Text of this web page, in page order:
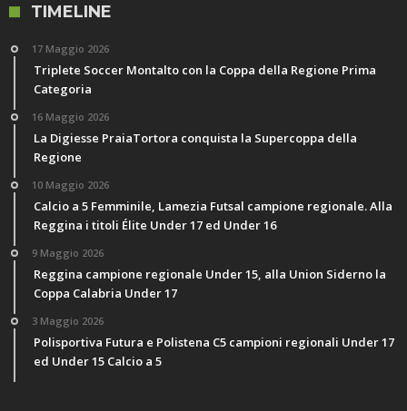
TIMELINE
17 Maggio 2026
Triplete Soccer Montalto con la Coppa della Regione Prima
Categoria
16 Maggio 2026
La Digiesse PraiaTortora conquista la Supercoppa della
Regione
10 Maggio 2026
Calcio a 5 Femminile, Lamezia Futsal campione regionale. Alla
Reggina i titoli Élite Under 17 ed Under 16
9 Maggio 2026
Reggina campione regionale Under 15, alla Union Siderno la
Coppa Calabria Under 17
3 Maggio 2026
Polisportiva Futura e Polistena C5 campioni regionali Under 17
ed Under 15 Calcio a 5